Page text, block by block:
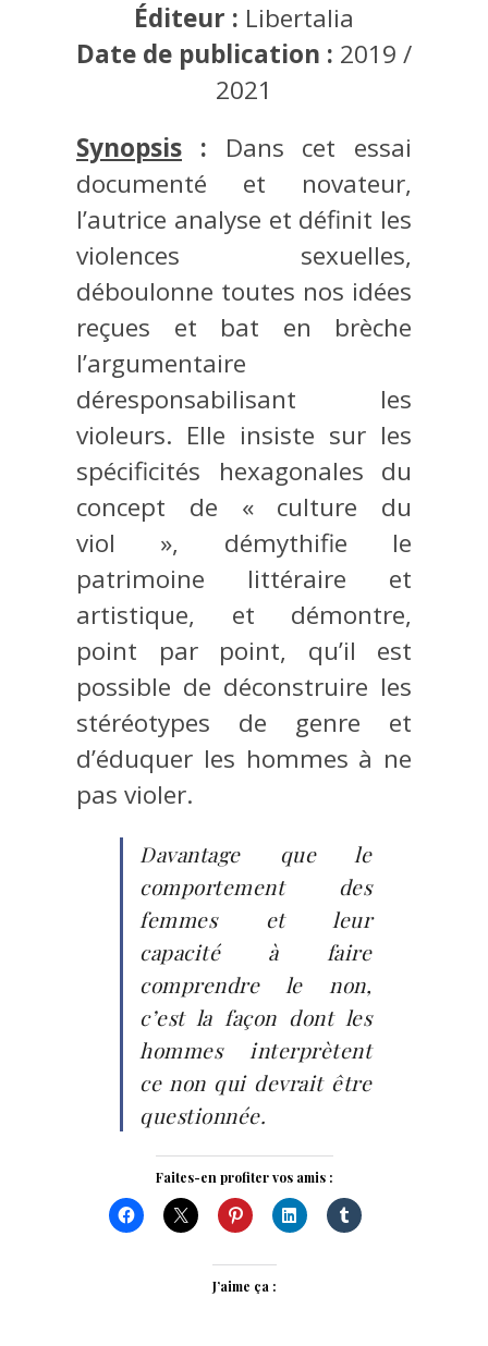
Éditeur : Libertalia
Date de publication : 2019 /
2021
Synopsis : Dans cet essai
documenté et novateur,
l’autrice analyse et définit les
violences sexuelles,
déboulonne toutes nos idées
reçues et bat en brèche
l’argumentaire
déresponsabilisant les
violeurs. Elle insiste sur les
spécificités hexagonales du
concept de « culture du
viol », démythifie le
patrimoine littéraire et
artistique, et démontre,
point par point, qu’il est
possible de déconstruire les
stéréotypes de genre et
d’éduquer les hommes à ne
pas violer.
Davantage que le
comportement des
femmes et leur
capacité à faire
comprendre le non,
c’est la façon dont les
hommes interprètent
ce non qui devrait être
questionnée.
Faites-en profiter vos amis :
J’aime ça :